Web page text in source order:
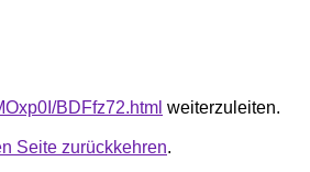
BDFfz72.html weiterzuleiten.
Seite zurückkehren.